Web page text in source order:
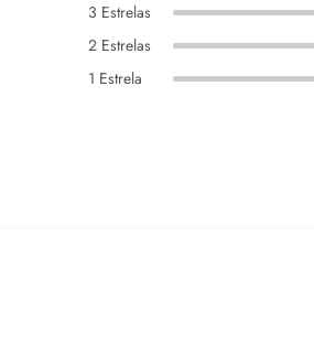
3 Estrelas
2 Estrelas
1 Estrela